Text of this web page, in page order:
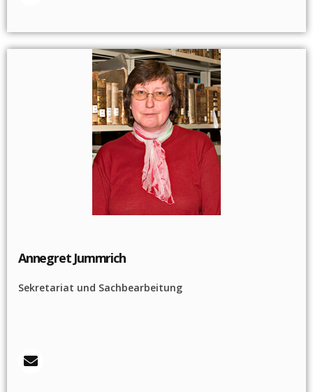
Annegret Jummrich
Sekretariat und Sachbearbeitung